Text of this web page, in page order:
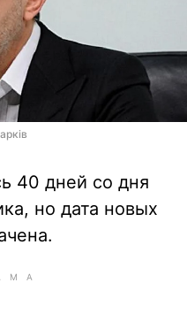
40 дней со дня
но дата новых